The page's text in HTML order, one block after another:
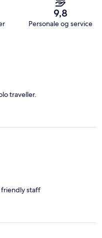
9,8
Personale og service
traveller.
staff